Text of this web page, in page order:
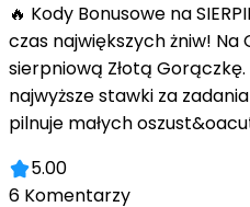
🔥 Kody Bonusowe na
czas największych żniw!
sierpniową Złotą
najwyższe stawki za
pilnuje małych
5.00
6 Komentarzy